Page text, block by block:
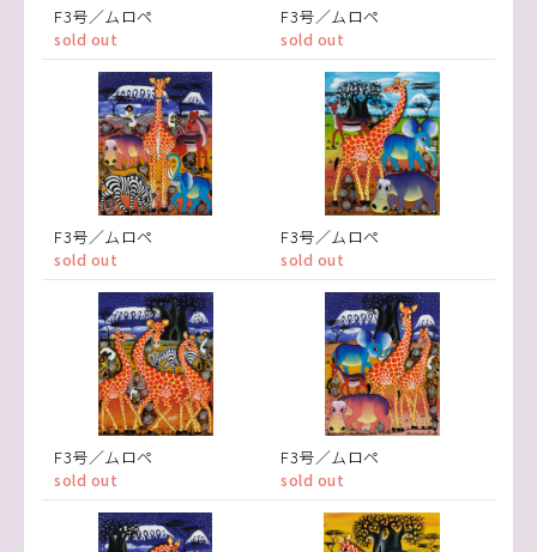
F3号／ムロペ
sold out
F3号／ムロペ
sold out
F3号／ムロペ
sold out
F3号／ムロペ
sold out
F3号／ムロペ
sold out
F3号／ムロペ
sold out